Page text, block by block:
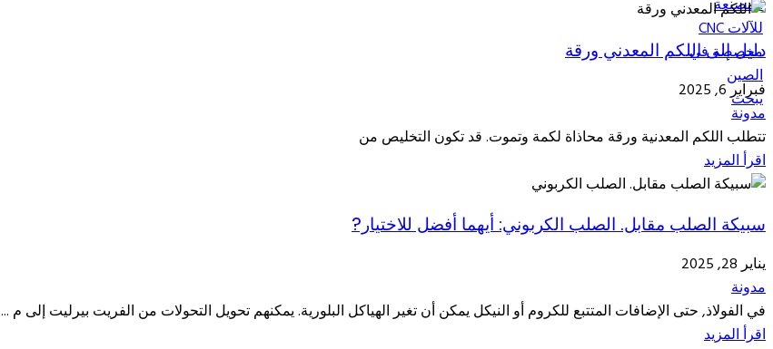
يبحث
دليل إلى اللكم المعدني ورقة
فبراير 6, 2025
مدونة
تتطلب اللكم المعدنية ورقة محاذاة لكمة وتموت. قد تكون التخليص من
اقرأ المزيد
سبيكة الصلب مقابل. الصلب الكربوني: أيهما أفضل للاختيار?
يناير 28, 2025
مدونة
في الفولاذ, حتى الإضافات المتتبع للكروم أو النيكل يمكن أن تغير الهياكل البلورية. يمكنهم تحويل التحولات من الفريت بيرليت إلى م ...
اقرأ المزيد